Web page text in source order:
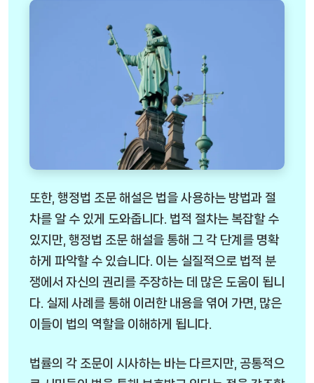
또한, 행정법 조문 해설은 법을 사용하는 방법과 절
차를 알 수 있게 도와줍니다. 법적 절차는 복잡할 수
있지만, 행정법 조문 해설을 통해 그 각 단계를 명확
하게 파악할 수 있습니다. 이는 실질적으로 법적 분
쟁에서 자신의 권리를 주장하는 데 많은 도움이 됩니
다. 실제 사례를 통해 이러한 내용을 엮어 가면, 많은
이들이 법의 역할을 이해하게 됩니다.
법률의 각 조문이 시사하는 바는 다르지만, 공통적으